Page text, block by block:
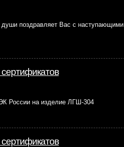
поздравляет Вас с наступающими
России на изделие ЛГШ-304